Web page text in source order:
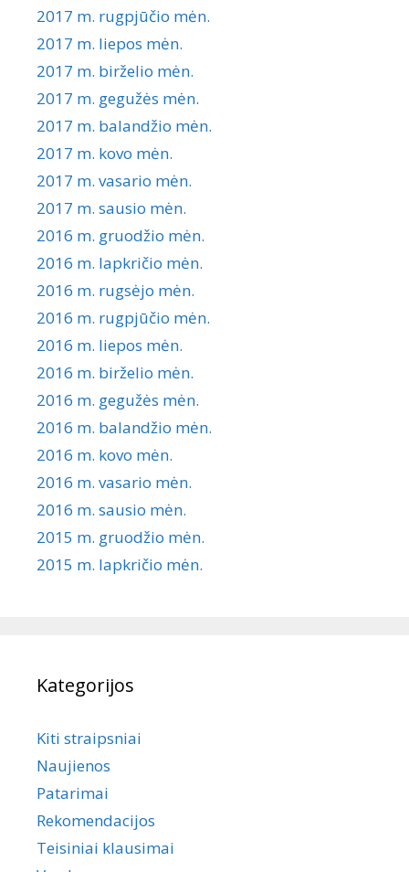
2017 m. rugpjūčio mėn.
2017 m. liepos mėn.
2017 m. birželio mėn.
2017 m. gegužės mėn.
2017 m. balandžio mėn.
2017 m. kovo mėn.
2017 m. vasario mėn.
2017 m. sausio mėn.
2016 m. gruodžio mėn.
2016 m. lapkričio mėn.
2016 m. rugsėjo mėn.
2016 m. rugpjūčio mėn.
2016 m. liepos mėn.
2016 m. birželio mėn.
2016 m. gegužės mėn.
2016 m. balandžio mėn.
2016 m. kovo mėn.
2016 m. vasario mėn.
2016 m. sausio mėn.
2015 m. gruodžio mėn.
2015 m. lapkričio mėn.
Kategorijos
Kiti straipsniai
Naujienos
Patarimai
Rekomendacijos
Teisiniai klausimai